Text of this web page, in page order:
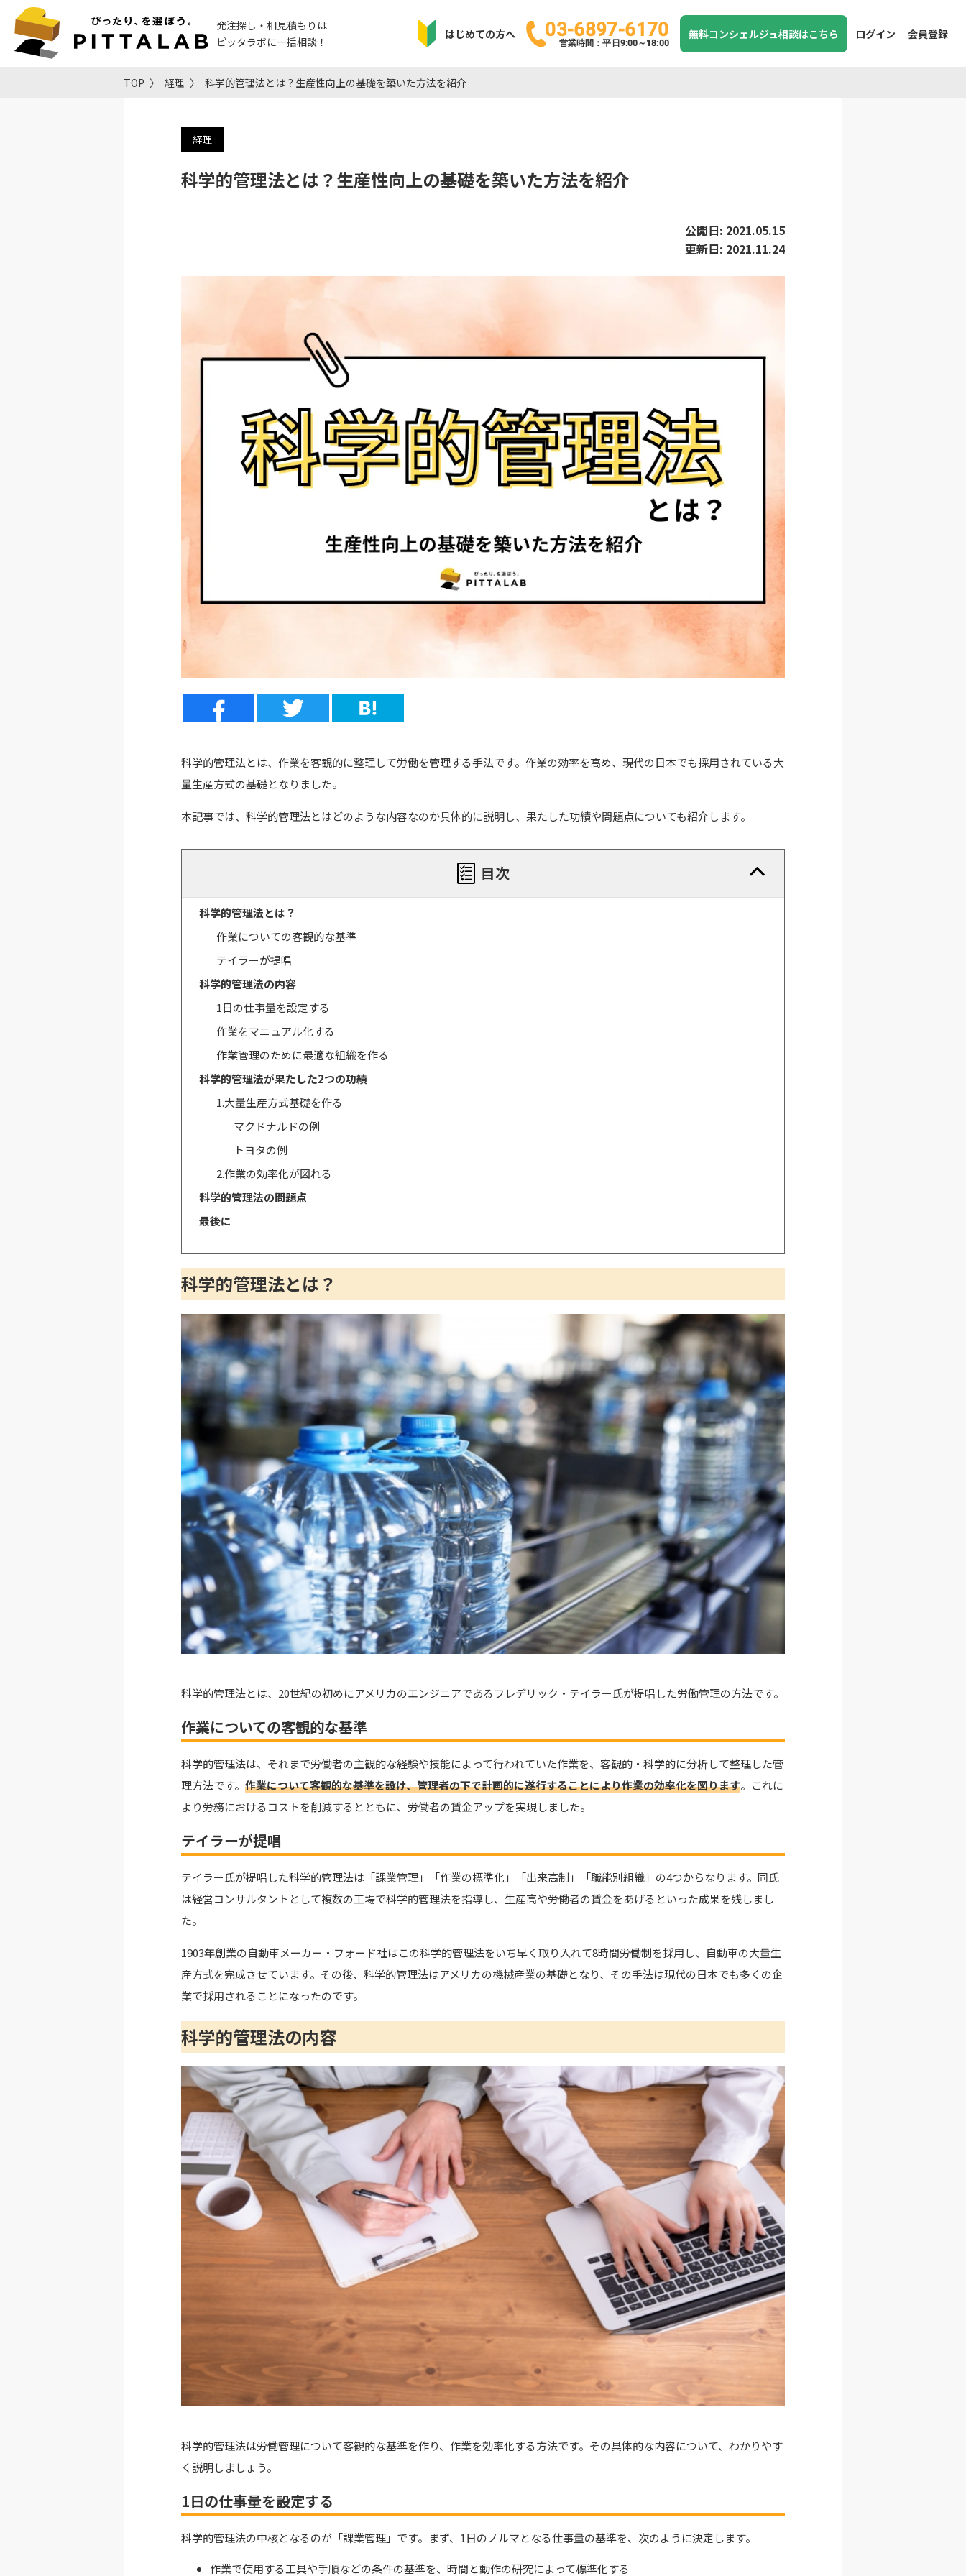
発注探し・相見積もりは
ピッタラボに一括相談！
はじめての方へ 03-6897-6170
営業時間：平日9:00～18:00
無料コンシェルジュ相談はこちら ログイン 会員登録
TOP 経理 科学的管理法とは？生産性向上の基礎を築いた方法を紹介
経理
科学的管理法とは？生産性向上の基礎を築いた方法を紹介
公開日: 2021.05.15
更新日: 2021.11.24
科学的管理法とは、作業を客観的に整理して労働を管理する手法です。作業の効率を高め、現代の日本でも採用されている大
量生産方式の基礎となりました。
本記事では、科学的管理法とはどのような内容なのか具体的に説明し、果たした功績や問題点についても紹介します。
目次
科学的管理法とは？
作業についての客観的な基準
テイラーが提唱
科学的管理法の内容
1日の仕事量を設定する
作業をマニュアル化する
作業管理のために最適な組織を作る
科学的管理法が果たした2つの功績
1.大量生産方式基礎を作る
マクドナルドの例
トヨタの例
2.作業の効率化が図れる
科学的管理法の問題点
最後に
科学的管理法とは？
科学的管理法とは、20世紀の初めにアメリカのエンジニアであるフレデリック・テイラー氏が提唱した労働管理の方法です。
作業についての客観的な基準
科学的管理法は、それまで労働者の主観的な経験や技能によって行われていた作業を、客観的・科学的に分析して整理した管
理方法です。 作業について客観的な基準を設け、管理者の下で計画的に遂行することにより作業の効率化を図ります。これに
より労務におけるコストを削減するとともに、労働者の賃金アップを実現しました。
テイラーが提唱
テイラー氏が提唱した科学的管理法は「課業管理」「作業の標準化」「出来高制」「職能別組織」の4つからなります。同氏
は経営コンサルタントとして複数の工場で科学的管理法を指導し、生産高や労働者の賃金をあげるといった成果を残しまし
た。
1903年創業の自動車メーカー・フォード社はこの科学的管理法をいち早く取り入れて8時間労働制を採用し、自動車の大量生
産方式を完成させています。その後、科学的管理法はアメリカの機械産業の基礎となり、その手法は現代の日本でも多くの企
業で採用されることになったのです。
科学的管理法の内容
科学的管理法は労働管理について客観的な基準を作り、作業を効率化する方法です。その具体的な内容について、わかりやす
く説明しましょう。
1日の仕事量を設定する
科学的管理法の中核となるのが「課業管理」です。まず、 1日のノルマとなる仕事量の基準を、次のように決定します。
作業で使用する工具や手順などの条件の基準を、時間と動作の研究によって標準化する